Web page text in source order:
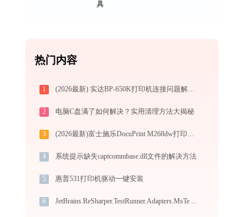
具
热门内容
1 (2026最新) 实达BP-650K打印机连接问题解决方法 -金山毒霸
2 电脑C盘满了如何解决？实用清理方法大揭秘
3 (2026最新)富士施乐DocuPrint M268dw打印机驱动下载安装步骤详细解析，让安装更简单
4 系统提示缺失captcommbase.dll文件的解决方法
5 惠普531打印机驱动一键安装
6 JetBrains.ReSharper.TestRunner.Adapters.MsTest.Tasks.dll下载